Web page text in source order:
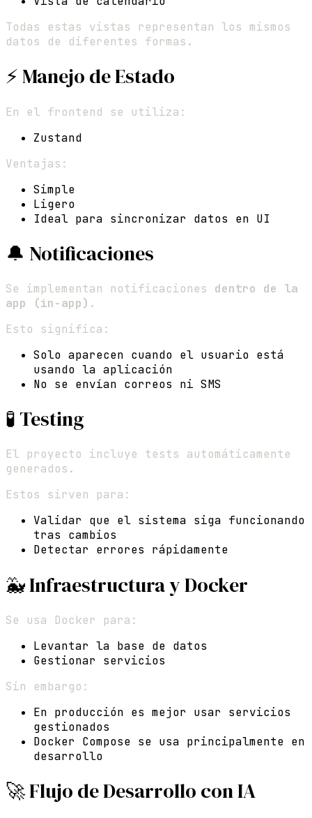
Todas estas vistas representan los mismos
datos de diferentes formas.
⚡ Manejo de Estado
En el frontend se utiliza:
Zustand
Ventajas:
Simple
Ligero
Ideal para sincronizar datos en UI
🔔 Notificaciones
Se implementan notificaciones dentro de la
app (in-app) .
Esto significa:
Solo aparecen cuando el usuario está
usando la aplicación
No se envían correos ni SMS
🧪 Testing
El proyecto incluye tests automáticamente
generados.
Estos sirven para:
Validar que el sistema siga funcionando
tras cambios
Detectar errores rápidamente
🐳 Infraestructura y Docker
Se usa Docker para:
Levantar la base de datos
Gestionar servicios
Sin embargo:
En producción es mejor usar servicios
gestionados
Docker Compose se usa principalmente en
desarrollo
🚀 Flujo de Desarrollo con IA